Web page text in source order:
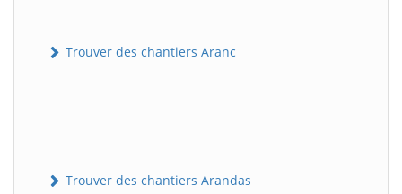
Trouver des chantiers Aranc
Trouver des chantiers Arandas